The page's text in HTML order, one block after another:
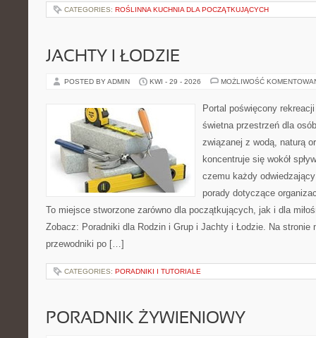
CATEGORIES: ROŚLINNA KUCHNIA DLA POCZĄTKUJĄCYCH
JACHTY I ŁODZIE
POSTED BY ADMIN KWI - 29 - 2026 MOŻLIWOŚĆ
Portal poświęcony
świetna przestrzeń dla
związanej z wodą, naturą
koncentruje się wokół
czemu każdy
porady dotyczące
To miejsce stworzone zarówno dla początkujących, jak i dla
Zobacz: Poradniki dla Rodzin i Grup i Jachty i Łodzie. Na stronie
przewodniki po […]
CATEGORIES: PORADNIKI I TUTORIALE
PORADNIK ŻYWIENIOWY